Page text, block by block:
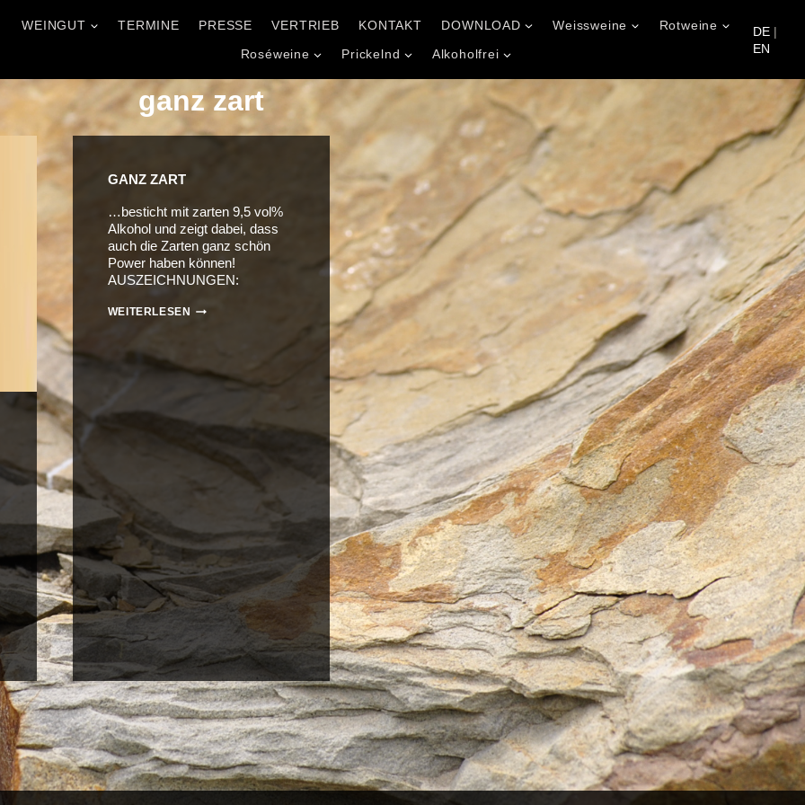
WEINGUT TERMINE PRESSE VERTRIEB KONTAKT DOWNLOAD Weissweine Rotweine
Roséweine Prickelnd Alkoholfrei
DE |
EN
ganz zart
GANZ ZART
…besticht mit zarten 9,5 vol%
Alkohol und zeigt dabei, dass
auch die Zarten ganz schön
Power haben können!
AUSZEICHNUNGEN:
WEITERLESEN
GANZ